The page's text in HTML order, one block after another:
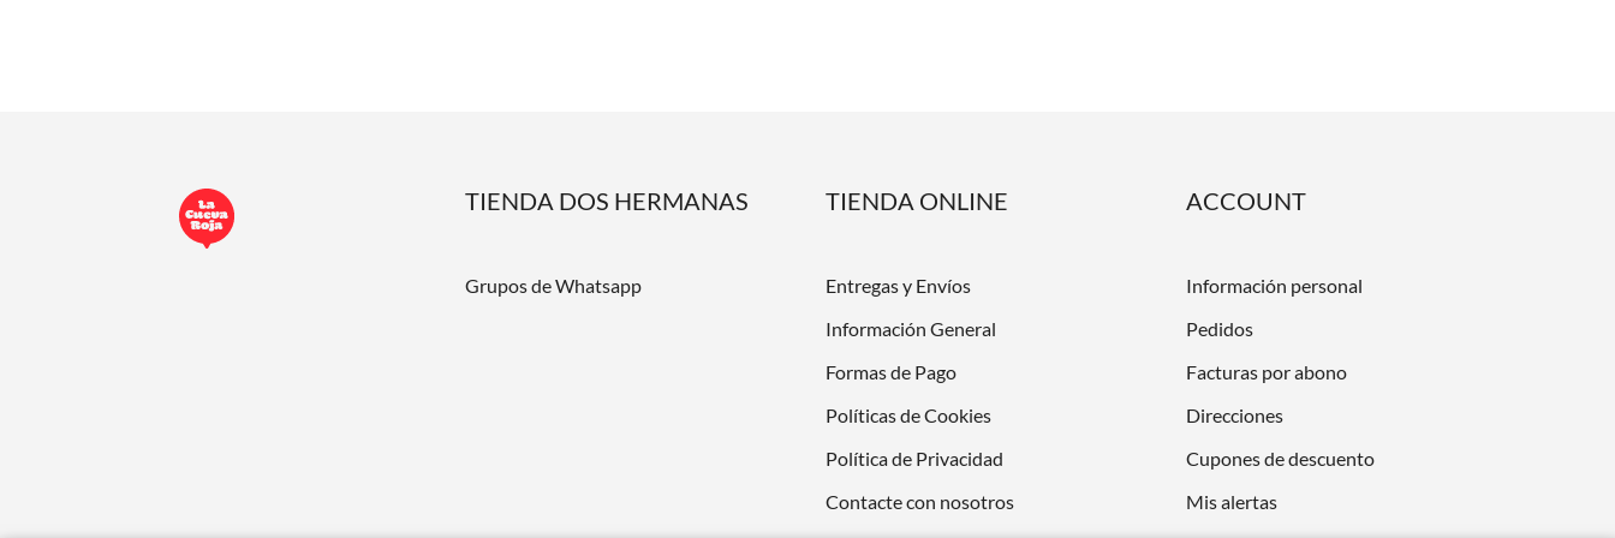
TIENDA DOS HERMANAS
Grupos de Whatsapp
TIENDA ONLINE
Entregas y Envíos
Información General
Formas de Pago
Políticas de Cookies
Política de Privacidad
Contacte con nosotros
ACCOUNT
Información personal
Pedidos
Facturas por abono
Direcciones
Cupones de descuento
Mis alertas